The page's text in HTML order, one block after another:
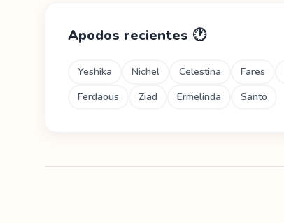
Apodos recientes 🕐
Yeshika Nichel Celestina Fares
Ferdaous
Ziad Ermelinda Santo